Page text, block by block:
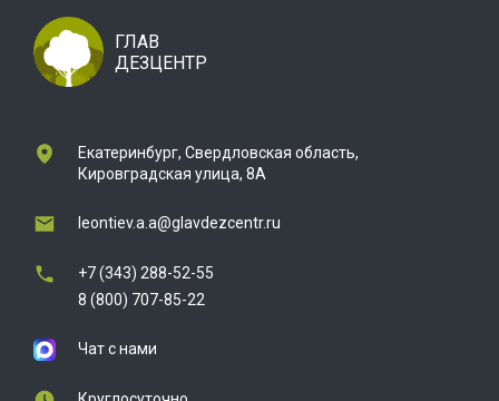
ГЛАВ
ДЕЗЦЕНТР
Екатеринбург, Свердловская область,
Кировградская улица, 8А
leontiev.a.a@glavdezcentr.ru
+7 (343) 288-52-55
8 (800) 707-85-22
Чат с нами